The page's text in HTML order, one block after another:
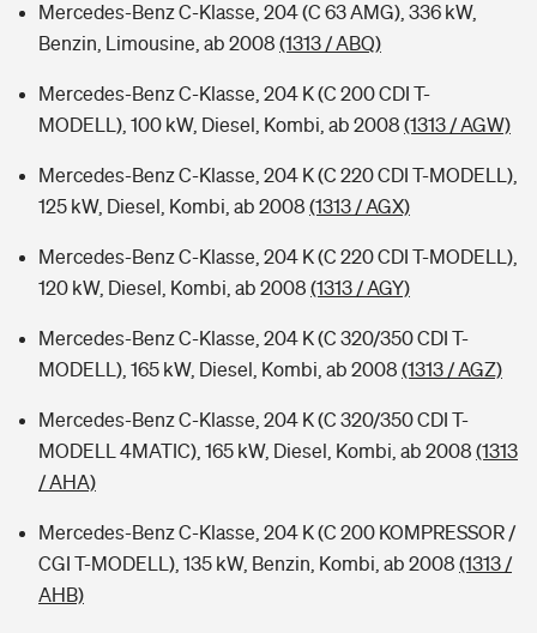
Mercedes-Benz C-Klasse, 204 (C 63 AMG), 336 kW,
Benzin, Limousine, ab 2008 (1313 / ABQ)
Mercedes-Benz C-Klasse, 204 K (C 200 CDI T-
MODELL), 100 kW, Diesel, Kombi, ab 2008 (1313 / AGW)
Mercedes-Benz C-Klasse, 204 K (C 220 CDI T-MODELL),
125 kW, Diesel, Kombi, ab 2008 (1313 / AGX)
Mercedes-Benz C-Klasse, 204 K (C 220 CDI T-MODELL),
120 kW, Diesel, Kombi, ab 2008 (1313 / AGY)
Mercedes-Benz C-Klasse, 204 K (C 320/350 CDI T-
MODELL), 165 kW, Diesel, Kombi, ab 2008 (1313 / AGZ)
Mercedes-Benz C-Klasse, 204 K (C 320/350 CDI T-
MODELL 4MATIC), 165 kW, Diesel, Kombi, ab 2008 (1313
/ AHA)
Mercedes-Benz C-Klasse, 204 K (C 200 KOMPRESSOR /
CGI T-MODELL), 135 kW, Benzin, Kombi, ab 2008 (1313 /
AHB)